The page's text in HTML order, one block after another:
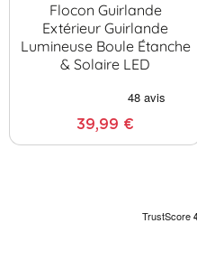
Flocon Guirlande
Extérieur Guirlande
Lumineuse Boule Étanche
& Solaire LED
39,99 €